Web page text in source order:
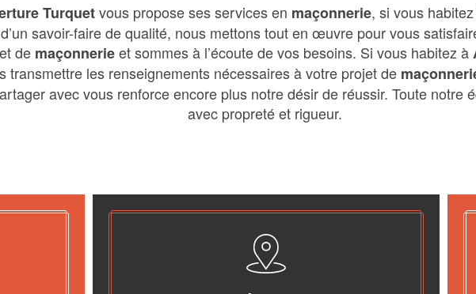
Turquetvous propose ses services en maçonnerie, si vous
savoir-faire de qualité, nous mettons tout en œuvre pour vous
de maçonnerieet sommes à l’écoute de vos besoins. Si vous habitez à
transmettre les renseignements nécessaires à votre projet de
avec vous renforce encore plus notre désir de réussir. Toute notre
avec propreté et rigueur.